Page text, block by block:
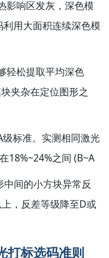
影响区发灰，深色模
利用大面积连续深色模
轻松提取平均深色
夹杂在定位图形之
级标准。实测相同激光
18%~24%之间 (B~A
中间的小方块异常反
上，反差等级降至D或
打标选码准则